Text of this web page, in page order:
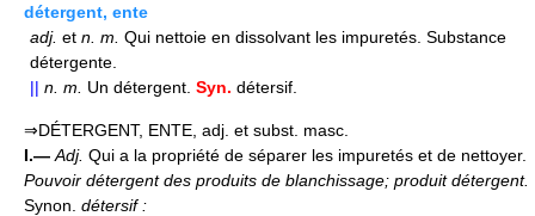
détergent, ente
adj. et n. m. Qui nettoie en dissolvant les impuretés. Substance
détergente.
|| n. m. Un détergent. Syn. détersif.
⇒DÉTERGENT, ENTE, adj. et subst. masc.
I.— Adj. Qui a la propriété de séparer les impuretés et de nettoyer.
Pouvoir détergent des produits de blanchissage; produit détergent.
Synon. détersif :